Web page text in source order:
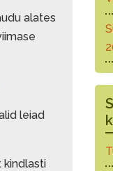
alates
leiad
kindlasti